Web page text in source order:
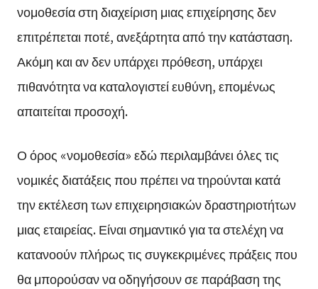
νομοθεσία στη διαχείριση μιας επιχείρησης δεν
επιτρέπεται ποτέ, ανεξάρτητα από την κατάσταση.
Ακόμη και αν δεν υπάρχει πρόθεση, υπάρχει
πιθανότητα να καταλογιστεί ευθύνη, επομένως
απαιτείται προσοχή.
Ο όρος «νομοθεσία» εδώ περιλαμβάνει όλες τις
νομικές διατάξεις που πρέπει να τηρούνται κατά
την εκτέλεση των επιχειρησιακών δραστηριοτήτων
μιας εταιρείας. Είναι σημαντικό για τα στελέχη να
κατανοούν πλήρως τις συγκεκριμένες πράξεις που
θα μπορούσαν να οδηγήσουν σε παράβαση της